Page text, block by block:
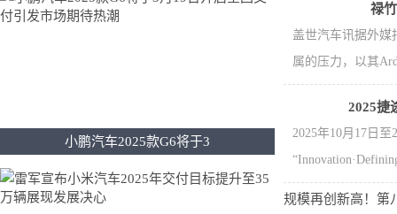
小鹏汽车2025款G6将于3
禄
盖世汽车讯据外媒
属的压力，以其
2025捷
2025年10月17日
规模再创新高！第